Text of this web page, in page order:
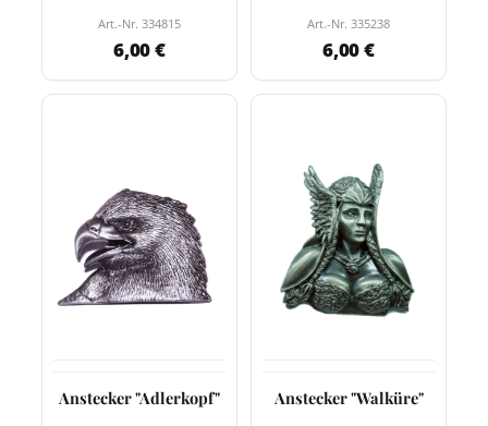
deutschen Kolonien
Art.-Nr. 334815
6,00 €
Art.-Nr. 335238
6,00 €
Anstecker "Adlerkopf" Anstecker "Walküre"